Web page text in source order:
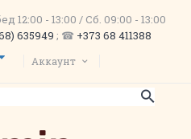
12:00 - 13:00 / Сб. 09:00 - 13:00
635949 ; ☎ +373 68 411388
Аккаунт